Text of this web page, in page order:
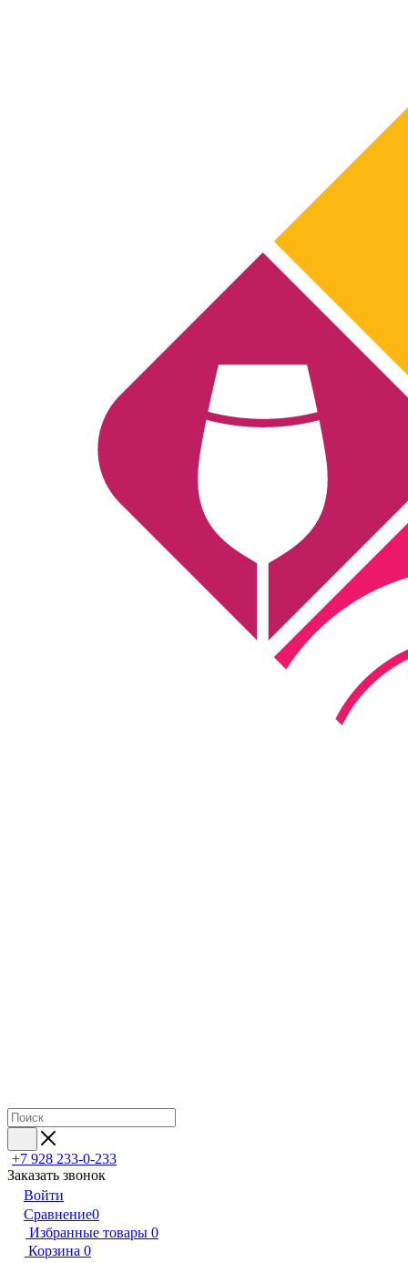
+7 928 233-0-233
Заказать звонок
Войти
Сравнение0
Избранные товары 0
Корзина 0